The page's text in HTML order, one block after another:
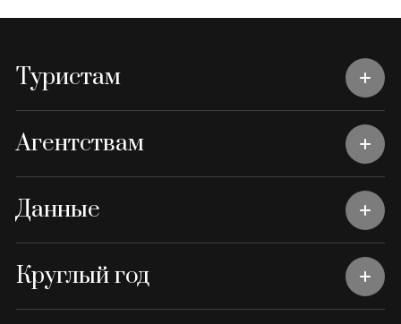
Туристам
Агентствам
Данные
Круглый год